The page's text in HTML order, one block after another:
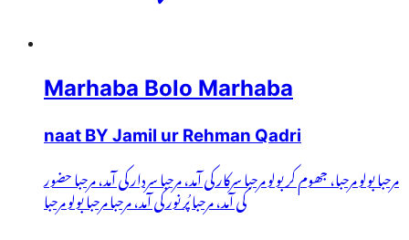
Marhaba Bolo Marhaba
naat BY Jamil ur Rehman Qadri
مرحبا بولو مرحبا، جھوم کر بولو مرحبا سرکار کی آمد، مرحبا سردار کی آمد، مرحبا حضور
کی آمد، مرحبا پُر نور کی آمد، مرحبا مرحبا بولو مرحبا